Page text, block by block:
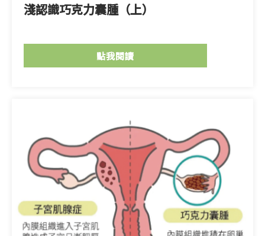
淺認識巧克力囊腫（上）
點我閱讀